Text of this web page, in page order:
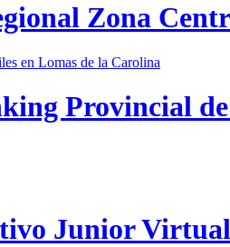
Zona
Provincial
Junior Virtual